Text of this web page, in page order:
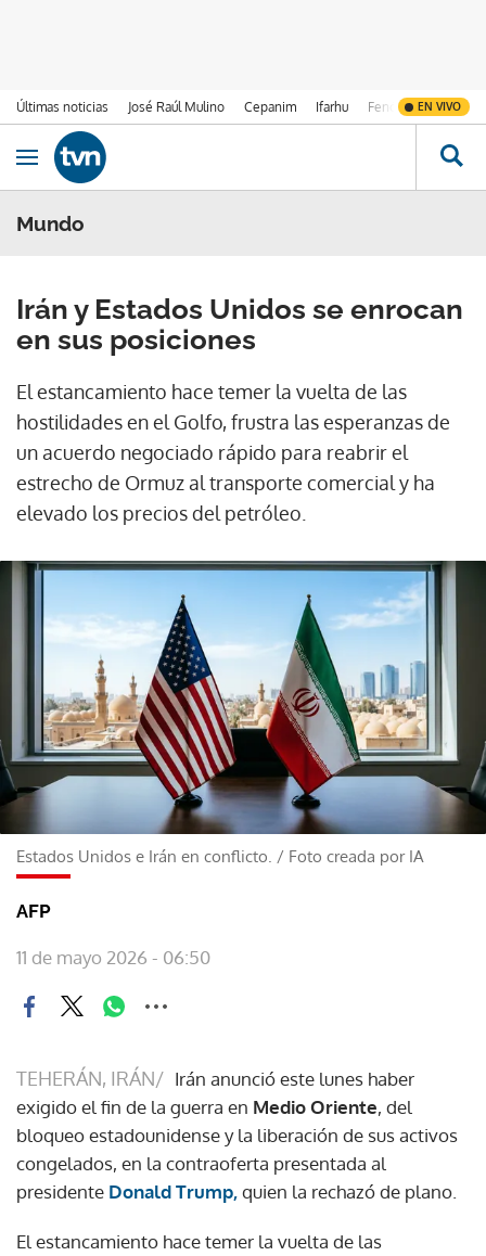
Últimas noticias José Raúl Mulino Cepanim Ifarhu Fenómeno de El
EN VIVO
Ir al contenido
Obrir navegació
Mundo
Irán y Estados Unidos se enrocan
en sus posiciones
El estancamiento hace temer la vuelta de las
hostilidades en el Golfo, frustra las esperanzas de
un acuerdo negociado rápido para reabrir el
estrecho de Ormuz al transporte comercial y ha
elevado los precios del petróleo.
Estados Unidos e Irán en conflicto. / Foto creada por IA
AFP
11 de mayo 2026 - 06:50
TEHERÁN, IRÁN/ Irán anunció este lunes haber
exigido el fin de la guerra en Medio Oriente, del
bloqueo estadounidense y la liberación de sus activos
congelados, en la contraoferta presentada al
presidente Donald Trump,quien la rechazó de plano.
El estancamiento hace temer la vuelta de las